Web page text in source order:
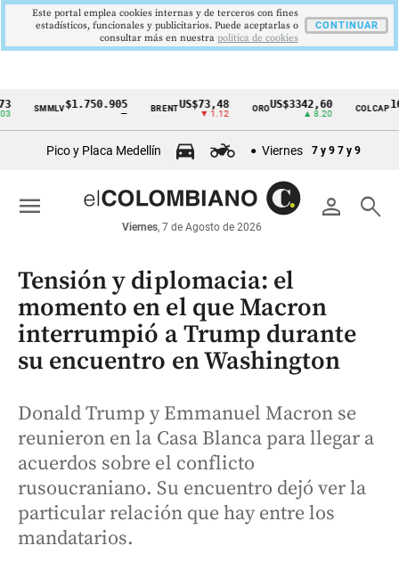
Cintillo
económicos
Colombia
SMMLV $1.750.905 BRENT US$73,48
▼ 1.12
ORO US$3342,60 COLCAP
Pico y Placa Medellín Viernes 7 y 9 7 y 9
person search
Viernes, 7 de Agosto de 2026
menu
Tensión y diplomacia: el
momento en el que Macron
interrumpió a Trump durante
su encuentro en Washington
Donald Trump y Emmanuel Macron se
reunieron en la Casa Blanca para llegar a
acuerdos sobre el conflicto
rusoucraniano. Su encuentro dejó ver la
particular relación que hay entre los
mandatarios.
Este portal emplea cookies internas y de terceros con fines
estadísticos, funcionales y publicitarios. Puede aceptarlas o
consultar más en nuestra politica de cookies
CONTINUAR